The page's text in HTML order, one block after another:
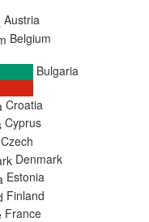
Austria
Belgium
Bulgaria
Croatia
Cyprus
Czech
Denmark
Estonia
Finland
France